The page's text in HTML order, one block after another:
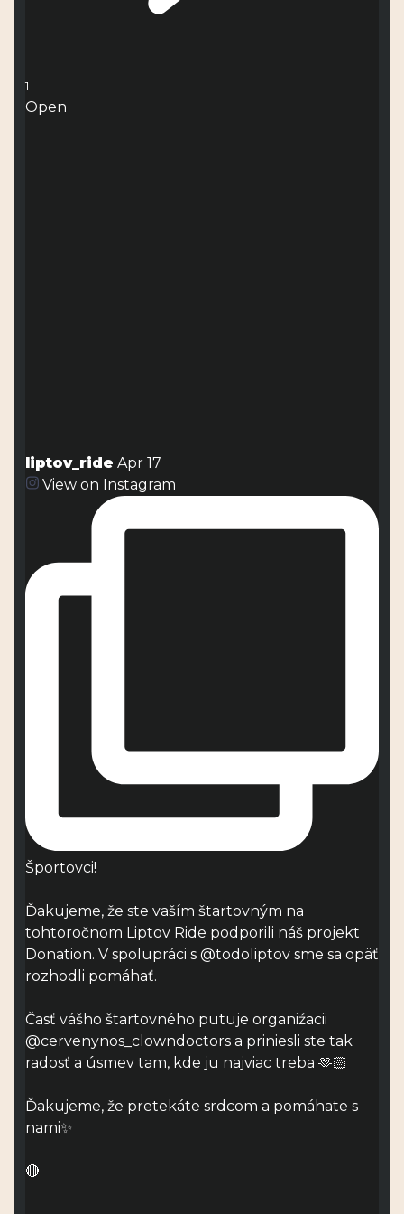
1
Open
liptov_ride Apr 17
View on Instagram
Športovci!
Ďakujeme, že ste vaším štartovným na
tohtoročnom Liptov Ride podporili náš projekt
Donation. V spolupráci s @todoliptov sme sa opäť
rozhodli pomáhať.
Časť vášho štartovného putuje organiźacii
@cervenynos_clowndoctors a priniesli ste tak
radosť a úsmev tam, kde ju najviac treba 🫶🏻
Ďakujeme, že pretekáte srdcom a pomáhate s
nami✨
🔴